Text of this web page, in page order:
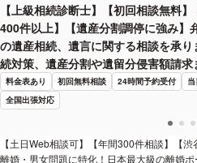
【上級相続診断士】【初回相談無料
400件以上】【遺産分割調停に強み】
の遺産相続、遺言に関する相談を承
続対策、遺産分割や遺留分侵害額請求
料金表あり 初回無料相談 24時間予約受付
全国出張対応
【土日Web相談可】【年間300件相談】【
離婚・男女問題に特化！日本最大級の離婚